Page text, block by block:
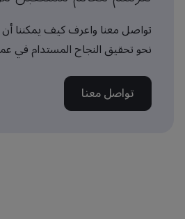
تواصل معنا واعرف كيف يمكننا
نحو تحقيق النجاح المستدام في
تواصل معنا